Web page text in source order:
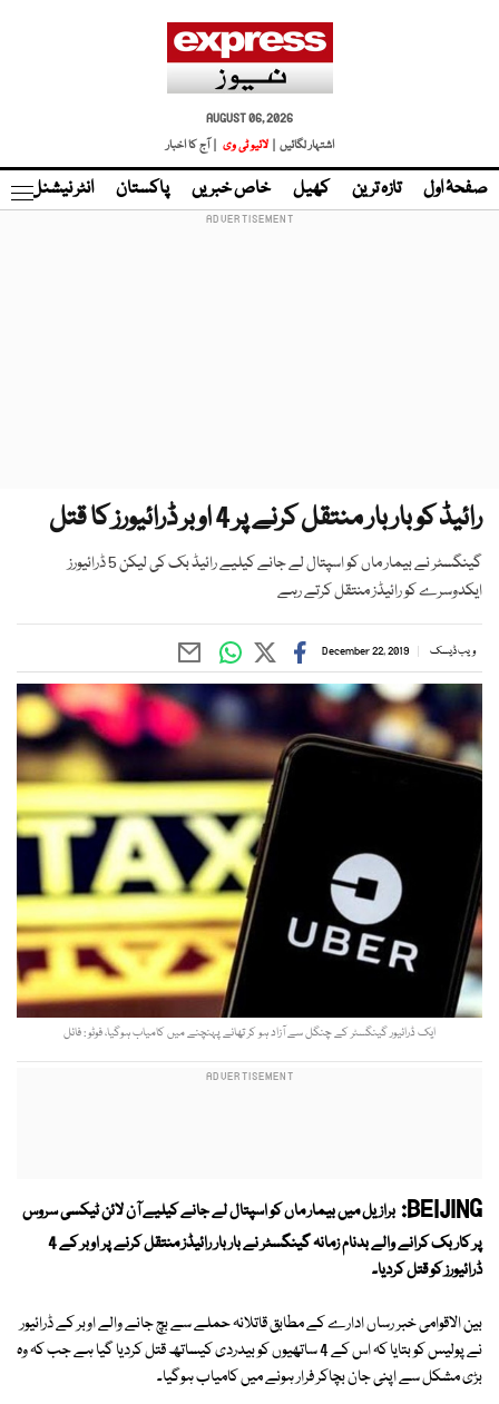
AUGUST 06, 2026
اشتہار لگائیں |
لائیو ٹی وی | آج کا اخبار
صفحۂ اول تازہ ترین کھیل خاص خبریں پاکستان انٹر نیشنل
رائیڈ کو بار بار منتقل کرنے پر 4 اوبر ڈرائیورز کا قتل
گینگسٹر نے بیمار ماں کو اسپتال لے جانے کیلیے رائیڈ بک کی لیکن 5 ڈرائیورز
ایکدوسرے کو رائیڈز منتقل کرتے رہے
ویب ڈیسک December 22, 2019
ایک ڈرائیور گینگسٹر کے چنگل سے آزاد ہو کر تھانے پہنچنے میں کامیاب ہوگیا، فوٹو : فائل
BEIJING: برازیل میں بیمار ماں کو اسپتال لے جانے کیلیے آن لائن ٹیکسی سروس
پر کار بک کرانے والے بدنام زمانہ گینگسٹر نے بار بار رائیڈز منتقل کرنے پر اوبر کے 4
ڈرائیورز کو قتل کردیا۔
بین الاقوامی خبر رساں ادارے کے مطابق قاتلانہ حملے سے بچ جانے والے اوبر کے ڈرائیور
نے پولیس کو بتایا کہ اس کے 4 ساتھیوں کو بیدردی کیساتھ قتل کردیا گیا ہے جب کہ وہ
بڑی مشکل سے اپنی جان بچاکر فرار ہونے میں کامیاب ہوگیا۔